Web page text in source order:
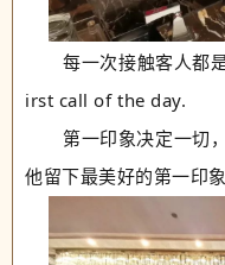
每一次接触客人都
irst call of the day.
第一印象决定一切
他留下最美好的第一印象